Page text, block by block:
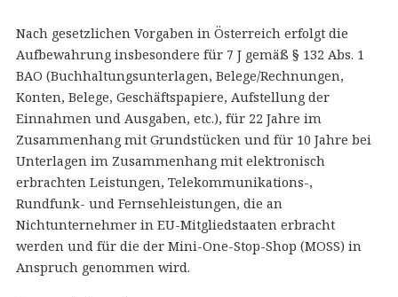
Nach gesetzlichen Vorgaben in Österreich erfolgt die
Aufbewahrung insbesondere für 7 J gemäß § 132 Abs. 1
BAO (Buchhaltungsunterlagen, Belege/Rechnungen,
Konten, Belege, Geschäftspapiere, Aufstellung der
Einnahmen und Ausgaben, etc.), für 22 Jahre im
Zusammenhang mit Grundstücken und für 10 Jahre bei
Unterlagen im Zusammenhang mit elektronisch
erbrachten Leistungen, Telekommunikations-,
Rundfunk- und Fernsehleistungen, die an
Nichtunternehmer in EU-Mitgliedstaaten erbracht
werden und für die der Mini-One-Stop-Shop (MOSS) in
Anspruch genommen wird.